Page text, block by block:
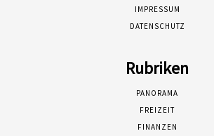
IMPRESSUM
DATENSCHUTZ
Rubriken
PANORAMA
FREIZEIT
FINANZEN